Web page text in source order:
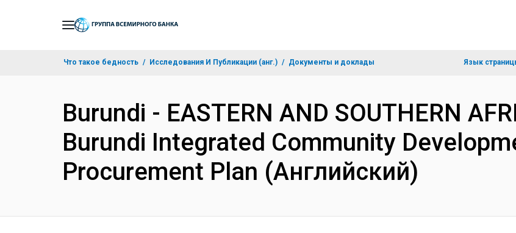
Что такое бедность Исследования И Публикации (анг.) Документы и доклады Язык
Burundi - EASTERN AND SOUTHERN
Burundi Integrated Community
Procurement Plan (Английский)